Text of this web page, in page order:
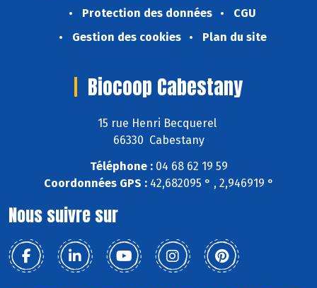
Protection des données
CGU
Gestion des cookies
Plan du site
Biocoop Cabestany
15 rue Henri Becquerel
66330 Cabestany
Téléphone :04 68 62 19 59
Coordonnées GPS :42,682095 ° , 2,946919 °
Nous suivre sur